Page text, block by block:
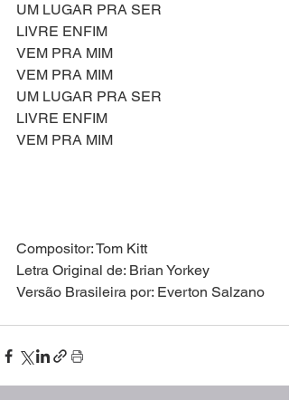
UM LUGAR PRA SER
LIVRE ENFIM
VEM PRA MIM
VEM PRA MIM
UM LUGAR PRA SER
LIVRE ENFIM
VEM PRA MIM
Compositor: Tom Kitt
Letra Original de: Brian Yorkey
Versão Brasileira por: Everton Salzano